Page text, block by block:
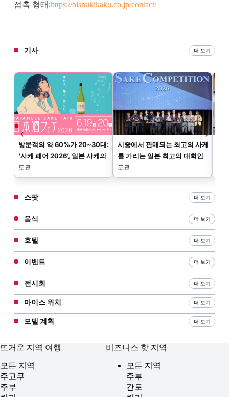
접촉 형태:https://bishukikaku.co.jp/contact/
기사 더 보기
방문객의 약 60%가 20~30대:
‘사케 페어 2026’, 일본 사케의
새로운 시대를 선보이다
도쿄
시중에서 판매되는 최고의 사케
를 가리는 일본 최고의 대회인
‘SAKE COMPETITION’의 결과
가 발표되었습니다.
도쿄
스팟 더 보기
음식 더 보기
호텔 더 보기
이벤트 더 보기
전시회 더 보기
마이스 위치 더 보기
모델 계획 더 보기
뜨거운 지역 여행
모든 지역
주고쿠
주부
비즈니스 핫 지역
모든 지역
주부
간토